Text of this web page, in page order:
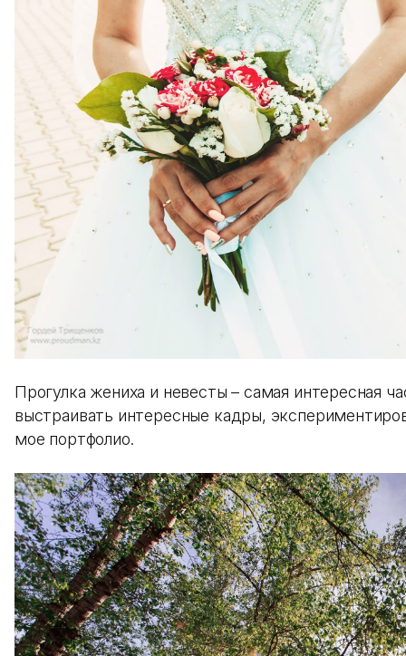
Прогулка жениха и невесты – самая интересная
выстраивать интересные кадры,
мое портфолио.